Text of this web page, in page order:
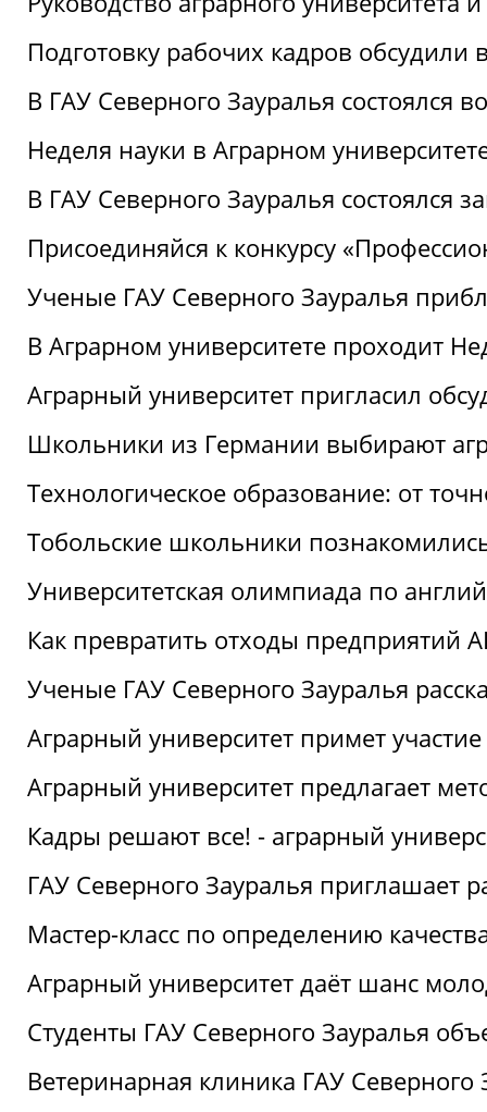
Подготовку рабочих кадров
В ГАУ Северного Зауралья состоялся
Неделя науки в Аграрном
В ГАУ Северного Зауралья
Присоединяйся к конкурсу
Ученые ГАУ Северного Зауралья
В Аграрном университете проходит
Аграрный университет пригласил
Школьники из Германии выбирают
Технологическое образование: от
Тобольские школьники
Университетская олимпиада по
Как превратить отходы предприятий
Ученые ГАУ Северного Зауралья
Аграрный университет примет
Аграрный университет предлагает
Кадры решают все! - аграрный
ГАУ Северного Зауралья приглашает
Мастер-класс по определению
Аграрный университет даёт шанс
Студенты ГАУ Северного Зауралья
Ветеринарная клиника ГАУ Северного